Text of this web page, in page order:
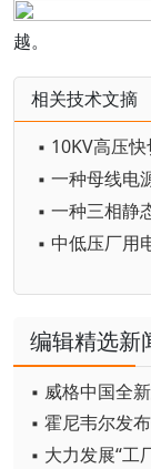
越。
相关技术文摘
▪ 10KV高压
▪ 一种母线电
▪ 一种三相静
编辑精选新
▪ 威格中国全
▪ 大力发展“工